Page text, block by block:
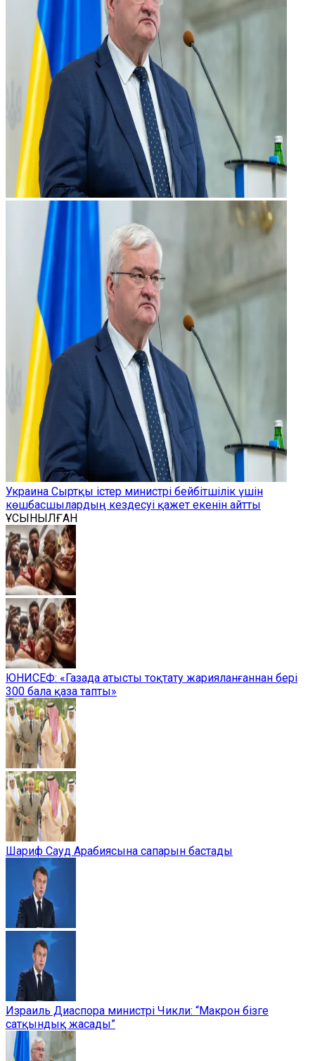
Украина Сыртқы істер министрі бейбітшілік үшін
көшбасшылардың кездесуі қажет екенін айтты
ҰСЫНЫЛҒАН
ЮНИСЕФ: «Газада атысты тоқтату жарияланғаннан бері
300 бала қаза тапты»
Шариф Сауд Арабиясына сапарын бастады
Израиль Диаспора министрі Чикли: “Макрон бізге
сатқындық жасады”